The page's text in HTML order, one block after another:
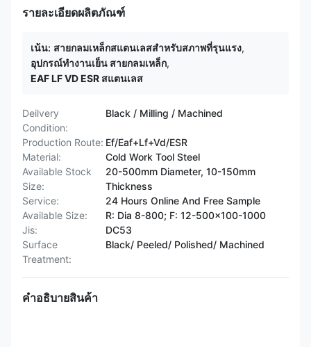
รายละเอียดผลิตภัณฑ์
เน้น: สายกลมเหล็กสแตนเลสสําหรับสภาพที่รุนแรง,
อุปกรณ์ทํางานเย็น สายกลมเหล็ก,
EAF LF VD ESR สแตนเลส
Deilvery
Condition:
Black / Milling / Machined
Production Route: Ef/Eaf+Lf+Vd/ESR
Material:
Cold Work Tool Steel
Available Stock
Size:
20-500mm Diameter, 10-150mm
Thickness
Service:
24 Hours Online And Free Sample
Available Size:
R: Dia 8-800; F: 12-500x100-1000
Jis:
DC53
Surface
Treatment:
Black/ Peeled/ Polished/ Machined
คําอธิบายสินค้า